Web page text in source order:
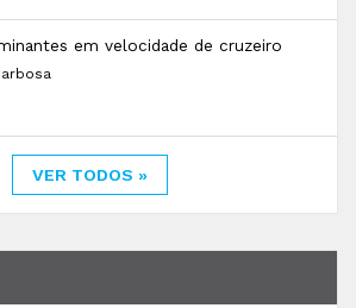
em velocidade de cruzeiro
VER TODOS »